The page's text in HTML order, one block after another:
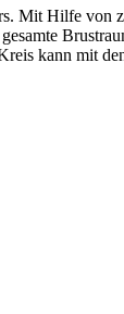
Mit Hilfe
kann mit